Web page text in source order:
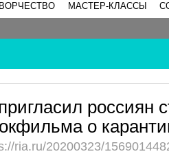
МАСТЕР-КЛАССЫ
россиян
о
ria.ru/20200323/